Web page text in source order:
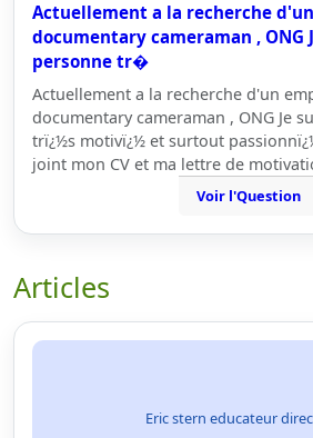
Actuellement a la recherche
documentary cameraman , ONG
personne tr�
Actuellement a la recherche d'un
documentary cameraman , ONG Je
trï¿½s motivï¿½ et surtout
joint mon CV et ma lettre de
Voir l'Question
Articles
Eric stern educateur